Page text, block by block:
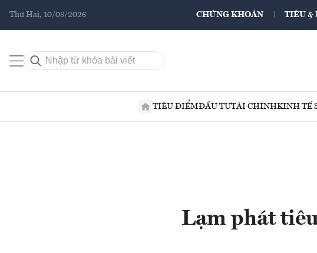
Thứ Hai, 10/08/2026 CHỨNG KHOÁN TIÊU &
TIÊU ĐIỂMĐẦU TƯTÀI CHÍNHKINH TẾ
Lạm phát